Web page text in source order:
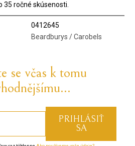
ročné skúsenosti.
0412645
Beardburys / Carobels
se včas k tomu